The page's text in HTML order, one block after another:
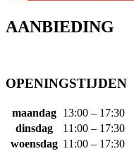
AANBIEDING
OPENINGSTIJDEN
maandag
13:00 – 17:30
dinsdag
11:00 – 17:30
woensdag 11:00 – 17:30